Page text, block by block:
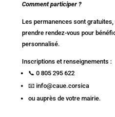
Comment participer ?
Les permanences sont
prendre rendez-vous pour
personnalisé.
Inscriptions et renseignements :
📞 0 805 295 622
📧 info@caue.corsica
ou auprès de votre mairie.